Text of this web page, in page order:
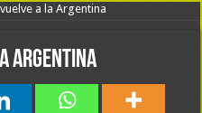
a la Argentina
Argentina